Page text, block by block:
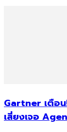
Gartner เตือ
เสี่ยงเจอ